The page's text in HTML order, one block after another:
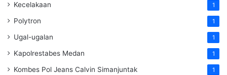
Kecelakaan 1
Polytron 1
Ugal-ugalan 1
Kapolrestabes Medan 1
Kombes Pol Jeans Calvin Simanjuntak 1